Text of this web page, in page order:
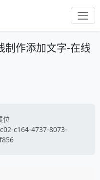
制作添加文字-在线
位
c164-4737-8073-